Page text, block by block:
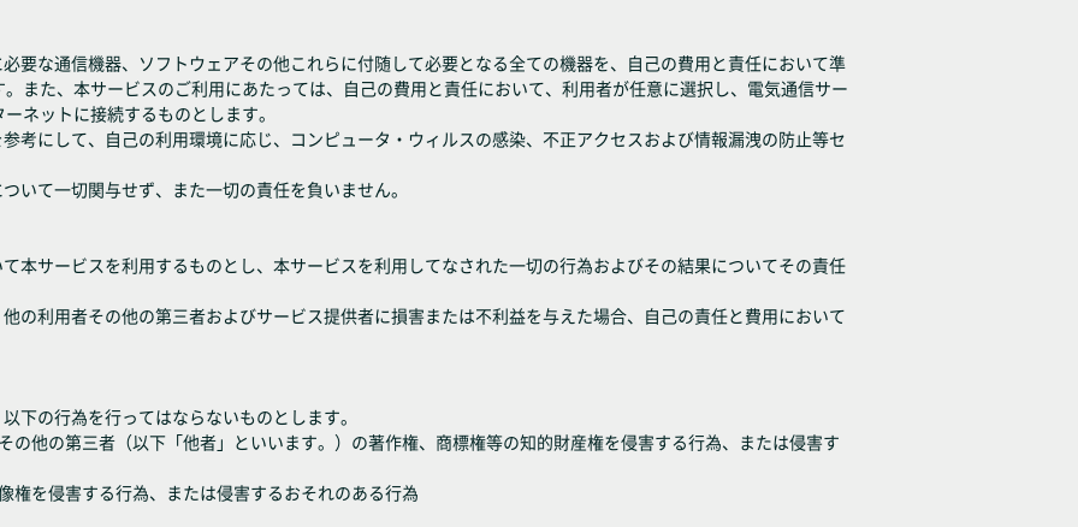
要な通信機器、ソフトウェアその他これらに付随して必要となる全ての機器を、自己の費用と責任において準
また、本サービスのご利用にあたっては、自己の費用と責任において、利用者が任意に選択し、電気通信サー
ネットに接続するものとします。
考にして、自己の利用環境に応じ、コンピュータ・ウィルスの感染、不正アクセスおよび情報漏洩の防止等セ
いて一切関与せず、また一切の責任を負いません。
本サービスを利用するものとし、本サービスを利用してなされた一切の行為およびその結果についてその責任
の利用者その他の第三者およびサービス提供者に損害または不利益を与えた場合、自己の責任と費用において
下の行為を行ってはならないものとします。
の他の第三者（以下「他者」といいます。）の著作権、商標権等の知的財産権を侵害する行為、または侵害す
権を侵害する行為、または侵害するおそれのある行為